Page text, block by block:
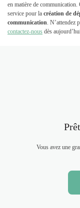
en matière de
service pour la création de
communication .
contactez-nous dès
Vous avez une